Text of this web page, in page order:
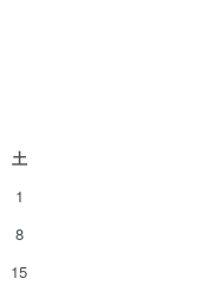
土
1
8
15